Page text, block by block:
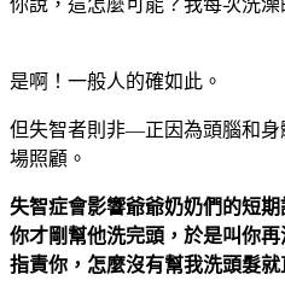
你說，這怎麼可能？我每次洗澡
是啊！一般人的確如此。
但失智者則非—正因為頭腦和
場照顧。
失智症會影響爺爺奶奶們的短
你才剛幫他洗完頭，於是叫你
指責你，怎麼沒有幫我洗頭髮就